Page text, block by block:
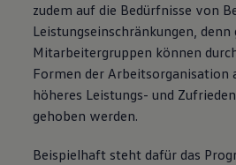
zudem auf die Bedürfnisse von
Leistungseinschränkungen, denn
Mitarbeitergruppen können
Formen der Arbeitsorganisation
höheres Leistungs- und
gehoben werden.
Beispielhaft steht dafür das